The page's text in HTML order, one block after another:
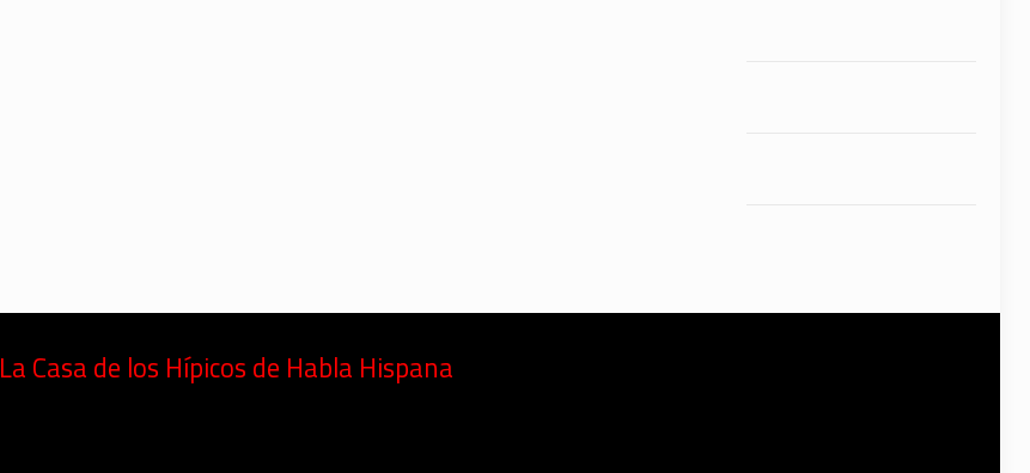
La Casa de los Hípicos de Habla Hispana